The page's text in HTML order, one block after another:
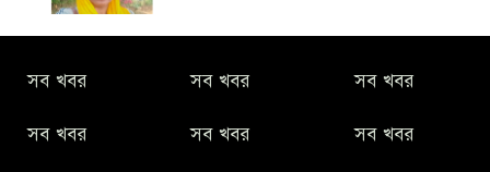
কিবরিয়া
সব খবর সব খবর সব খবর
সব খবর সব খবর সব খবর